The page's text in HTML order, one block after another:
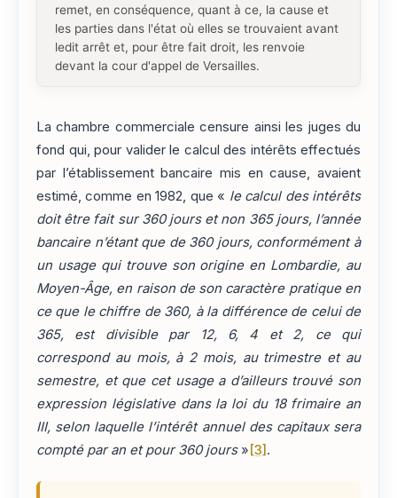
remet, en conséquence, quant à ce, la cause et
les parties dans l'état où elles se trouvaient avant
ledit arrêt et, pour être fait droit, les renvoie
devant la cour d'appel de Versailles.
La chambre commerciale censure ainsi les juges du
fond qui, pour valider le calcul des intérêts effectués
par l’établissement bancaire mis en cause, avaient
estimé, comme en 1982, que « le calcul des intérêts
doit être fait sur 360 jours et non 365 jours, l’année
bancaire n’étant que de 360 jours, conformément à
un usage qui trouve son origine en Lombardie, au
Moyen-Âge, en raison de son caractère pratique en
ce que le chiffre de 360, à la différence de celui de
365, est divisible par 12, 6, 4 et 2, ce qui
correspond au mois, à 2 mois, au trimestre et au
semestre, et que cet usage a d’ailleurs trouvé son
expression législative dans la loi du 18 frimaire an
III, selon laquelle l’intérêt annuel des capitaux sera
compté par an et pour 360 jours» [3] .